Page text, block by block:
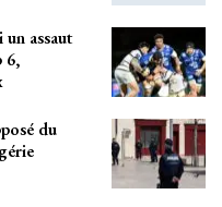
assaut
6,
du